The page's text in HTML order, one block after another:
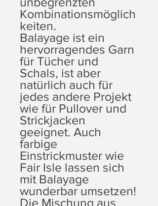
Kombinationsmöglich
keiten.
Balayage ist ein
hervorragendes Garn
für Tücher und
Schals, ist aber
natürlich auch für
jedes andere Projekt
wie für Pullover und
Strickjacken
geeignet. Auch
farbige
Einstrickmuster wie
Fair Isle lassen sich
mit Balayage
wunderbar umsetzen!
Die Mischung aus